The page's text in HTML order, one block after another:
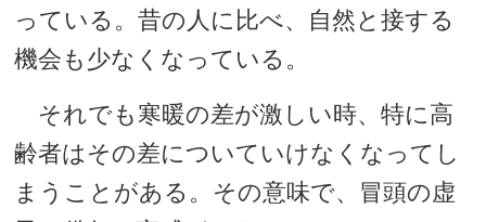
っている。昔の人に比べ、自然と接する
機会も少なくなっている。
それでも寒暖の差が激しい時、特に高
齢者はその差についていけなくなってし
まうことがある。その意味で、冒頭の虚